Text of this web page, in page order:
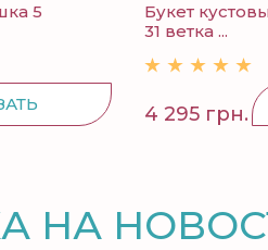
5
Букет
31 ветка ...
4 295 грн.
НА